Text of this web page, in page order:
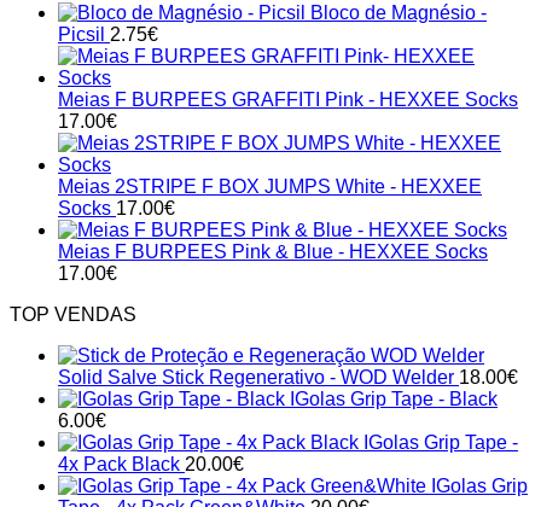
Bloco de Magnésio -
Picsil 2.75€
Meias F BURPEES GRAFFITI Pink - HEXXEE Socks
17.00€
Meias 2STRIPE F BOX JUMPS White - HEXXEE
Socks 17.00€
Meias F BURPEES Pink & Blue - HEXXEE Socks
17.00€
TOP VENDAS
Solid Salve Stick Regenerativo - WOD Welder 18.00€
IGolas Grip Tape - Black
6.00€
IGolas Grip Tape -
4x Pack Black 20.00€
IGolas Grip